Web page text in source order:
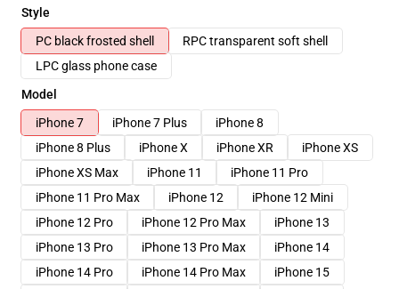
Style
PC black frosted shell
RPC transparent soft shell
LPC glass phone case
Model
iPhone 7
iPhone 7 Plus
iPhone 8
iPhone 8 Plus
iPhone X iPhone XR
iPhone XS
iPhone XS Max
iPhone 11
iPhone 11 Pro
iPhone 11 Pro Max
iPhone 12
iPhone 12 Mini
iPhone 12 Pro
iPhone 12 Pro Max
iPhone 13
iPhone 13 Pro
iPhone 13 Pro Max
iPhone 14
iPhone 14 Pro
iPhone 14 Pro Max
iPhone 15